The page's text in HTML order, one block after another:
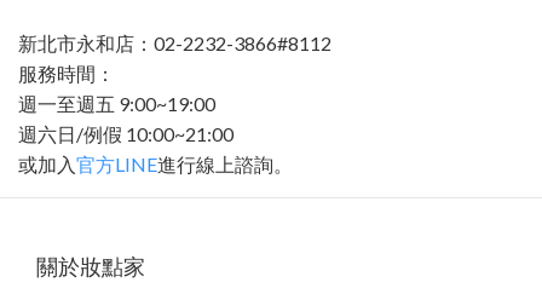
新北市永和店：02-2232-3866#8112
服務時間：
週一至週五 9:00~19:00
週六日/例假 10:00~21:00
或加入官方LINE進行線上諮詢。
關於妝點家